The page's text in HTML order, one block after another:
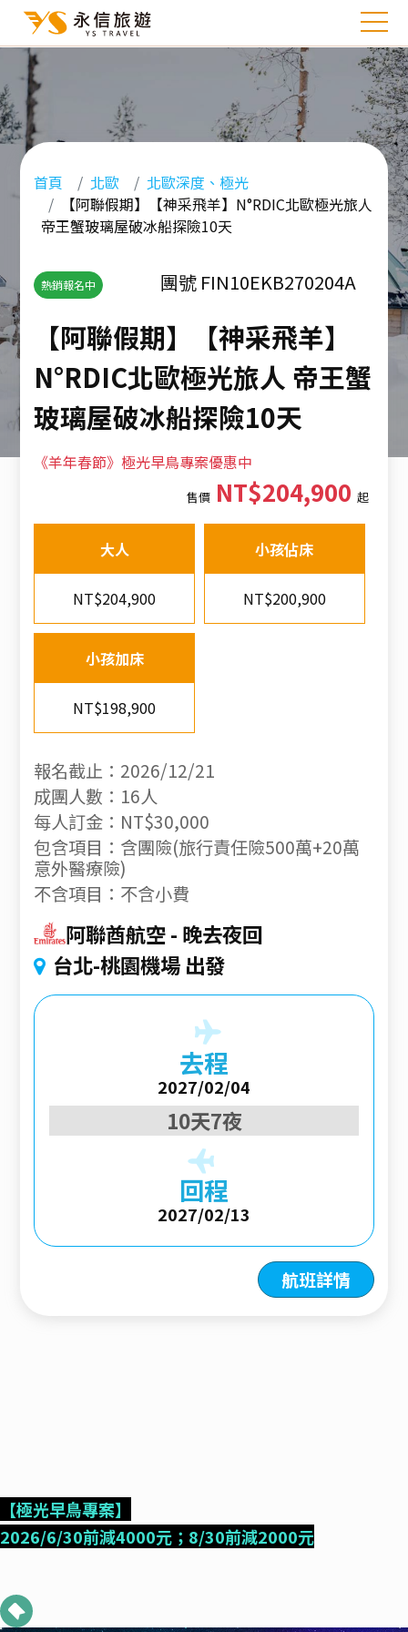
首頁 北歐
北歐深度、極光
【阿聯假期】【神采飛羊】N°RDIC北歐極光旅人
帝王蟹玻璃屋破冰船探險10天
熱銷報名中 團號 FIN10EKB270204A
【阿聯假期】【神采飛羊】
N°RDIC北歐極光旅人 帝王蟹
玻璃屋破冰船探險10天
《羊年春節》極光早鳥專案優惠中
售價NT$204,900 起
大人
NT$204,900
小孩佔床
NT$200,900
小孩加床
NT$198,900
報名截止：2026/12/21
成團人數：16人
每人訂金：NT$30,000
包含項目：含團險(旅行責任險500萬+20萬
意外醫療險)
不含項目：不含小費
阿聯酋航空 晚去夜回
台北-桃園機場 出發
去程
2027/02/04
10天7夜
回程
2027/02/13
航班詳情
【極光早鳥專案】
2026/6/30前減4000元；8/30前減2000元
極光玻璃屋
極光介紹